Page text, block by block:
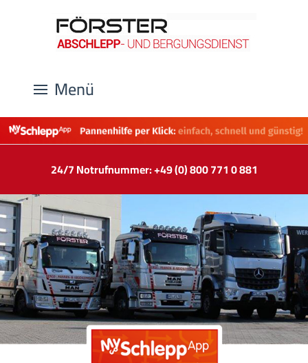
Menü
24/7 Notrufnummer: +49 (0) 800 771 0 881